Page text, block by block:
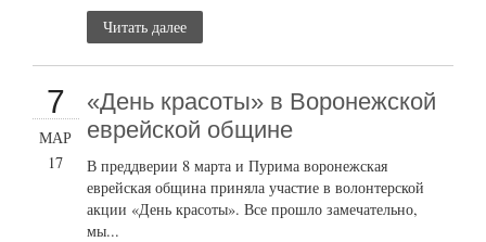
Читать далее
7
МАР
17
«День красоты» в Воронежской
еврейской общине
В преддверии 8 марта и Пурима воронежская
еврейская община приняла участие в волонтерской
акции «День красоты». Все прошло замечательно,
мы...